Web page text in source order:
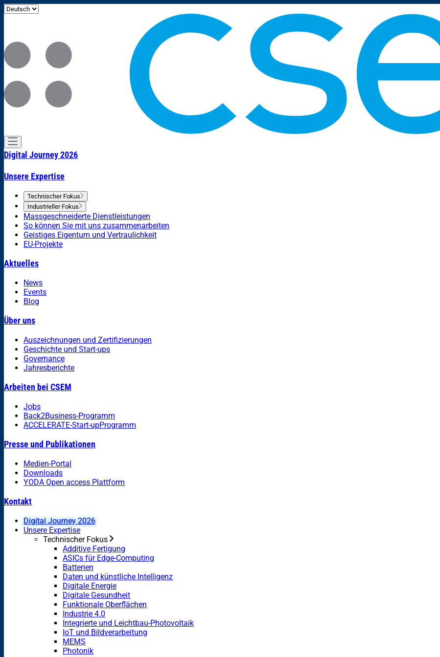
Digital Journey 2026
Unsere Expertise
Technischer Fokus
Industrieller Fokus
Massgeschneiderte Dienstleistungen
So können Sie mit uns zusammenarbeiten
Geistiges Eigentum und Vertraulichkeit
EU-Projekte
Aktuelles
News
Events
Blog
Über uns
Auszeichnungen und Zertifizierungen
Geschichte und Start-ups
Governance
Jahresberichte
Arbeiten bei CSEM
Jobs
Back2Business-Programm
ACCELERATE-Start-upProgramm
Presse und Publikationen
Medien-Portal
Downloads
YODA Open access Plattform
Kontakt
Digital Journey 2026
Unsere Expertise
Technischer Fokus
Additive Fertigung
ASICs für Edge-Computing
Batterien
Daten und künstliche Intelligenz
Digitale Energie
Digitale Gesundheit
Funktionale Oberflächen
Industrie 4.0
Integrierte und Leichtbau-Photovoltaik
IoT und Bildverarbeitung
MEMS
Photonik